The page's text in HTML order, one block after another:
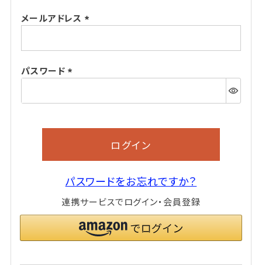
メールアドレス
須)
パスワード
須)
ログイン
パスワードをお忘れですか？
連携サービスでログイン・会員登録